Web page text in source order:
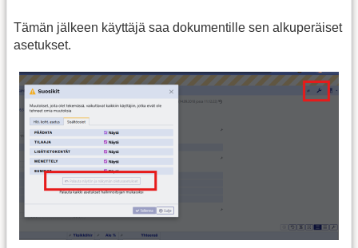
Tämän jälkeen käyttäjä saa dokumentille sen alkuperäiset
asetukset.